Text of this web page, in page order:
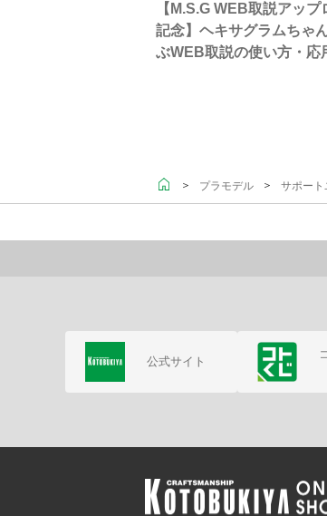
【M.S.G WEB取説アップ
記念】ヘキサグラムちゃ
ぶWEB取説の使い方・応
＞ プラモデル ＞ サポート
公式サイト